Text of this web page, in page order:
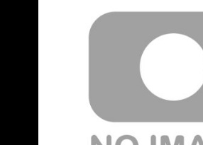
晨7時運抵桃園機場。
https://
6-08-07/1024/
情指揮中心指揮官陳時中（
金會董事長張淑芬（左四）
長顏博文（右四）到場接機
瑄。（資料照片，陳麒全攝）